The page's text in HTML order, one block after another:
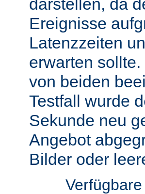
darstellen, da
Ereignisse
Latenzzeiten
erwarten
von beiden
Testfall wurde
Sekunde neu
Angebot
Bilder oder